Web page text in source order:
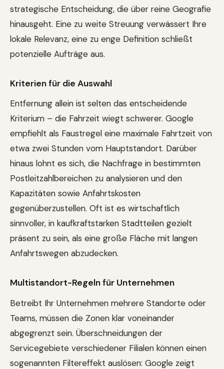
strategische Entscheidung, die über reine Geografie
hinausgeht. Eine zu weite Streuung verwässert Ihre
lokale Relevanz, eine zu enge Definition schließt
potenzielle Aufträge aus.
Kriterien für die Auswahl
Entfernung allein ist selten das entscheidende
Kriterium – die Fahrzeit wiegt schwerer. Google
empfiehlt als Faustregel eine maximale Fahrtzeit von
etwa zwei Stunden vom Hauptstandort. Darüber
hinaus lohnt es sich, die Nachfrage in bestimmten
Postleitzahlbereichen zu analysieren und den
Kapazitäten sowie Anfahrtskosten
gegenüberzustellen. Oft ist es wirtschaftlich
sinnvoller, in kaufkraftstarken Stadtteilen gezielt
präsent zu sein, als eine große Fläche mit langen
Anfahrtswegen abzudecken.
Multistandort-Regeln für Unternehmen
Betreibt Ihr Unternehmen mehrere Standorte oder
Teams, müssen die Zonen klar voneinander
abgegrenzt sein. Überschneidungen der
Servicegebiete verschiedener Filialen können einen
sogenannten Filtereffekt auslösen: Google zeigt